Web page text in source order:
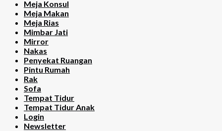
Meja Konsul
Meja Makan
Meja Rias
Mimbar Jati
Mirror
Nakas
Penyekat Ruangan
Pintu Rumah
Rak
Sofa
Tempat Tidur
Tempat Tidur Anak
Login
Newsletter